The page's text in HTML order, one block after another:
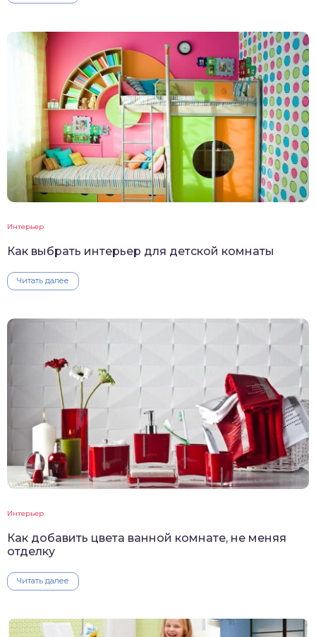
Интерьер
Как выбрать интерьер для детской комнаты
Читать далее
Интерьер
Как добавить цвета ванной комнате, не меняя
отделку
Читать далее